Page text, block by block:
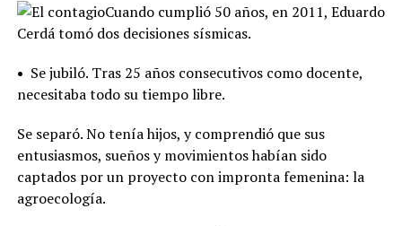
Cuando cumplió 50 años, en 2011, Eduardo
Cerdá tomó dos decisiones sísmicas.
• Se jubiló. Tras 25 años consecutivos como docente,
necesitaba todo su tiempo libre.
Se separó. No tenía hijos, y comprendió que sus
entusiasmos, sueños y movimientos habían sido
captados por un proyecto con impronta femenina: la
agroecología.